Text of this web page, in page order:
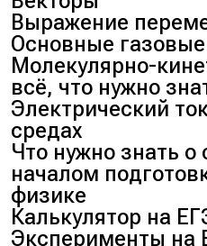
Выражение
Основные
Молекулярно-
всё, что нужно
Электрический
средах
Что нужно знать о
началом
физике
Калькулятор на
Эксперименты на